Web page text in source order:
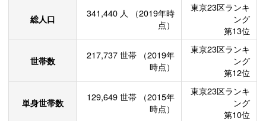
総人口 341,440 人
（2019年時
点）
東京23区ランキ
ング
第13位
世帯数 217,737 世帯
（2019年
時点）
東京23区ランキ
ング
第12位
単身世帯数 129,649 世帯
（2015年
時点）
東京23区ランキ
ング
第10位